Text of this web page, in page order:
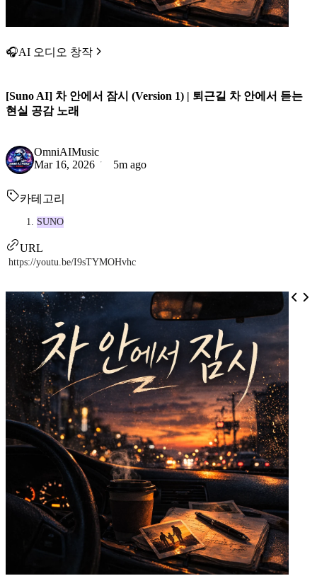
🎧AI 오디오 창작
[Suno AI] 차 안에서 잠시 (Version 1) | 퇴근길 차 안에서 듣는
현실 공감 노래
OmniAIMusic
Mar 16, 2026
5m ago
카테고리
SUNO
URL
https://youtu.be/I9sTYMOHvhc